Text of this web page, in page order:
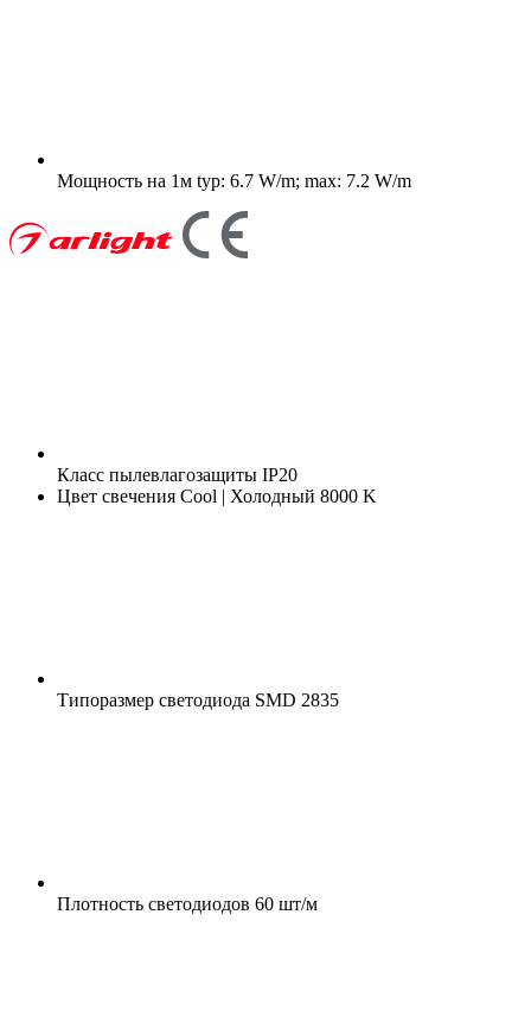
Мощность на 1м typ: 6.7 W/m; max: 7.2 W/m
Класс пылевлагозащиты IP20
Цвет свечения Cool | Холодный 8000 K
Типоразмер светодиода SMD 2835
Плотность светодиодов 60 шт/м